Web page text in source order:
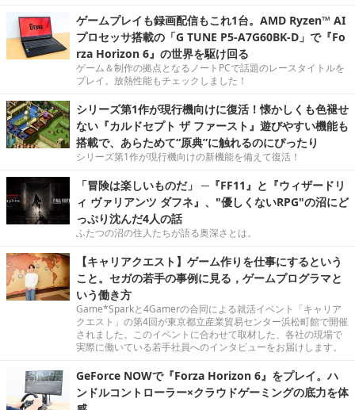
ゲームプレイも録画配信もこれ1台。AMD Ryzen™ AI
プロセッサ搭載の「G TUNE P5-A7G60BK-D」で『Fo
rza Horizon 6』の世界を駆け回る
ゲーム＆制作の拠点となるノートPCで話題のレースタイトルを
プレイ。放熱性能もチェックしました！
シリーズ第1作が現行機向けに復活！懐かしくも色褪せ
ない『カルドセプト ザ ファースト』遊びやすい機能も
搭載で、あらためて“原典”に触れるのにぴったり
シリーズ第1作が現行機向けの新機能を備えて復活！
「冒険は楽しいものだ」 ─『FF11』と『ウィザードリ
ィ ヴァリアンツ ダフネ』、"優しくないRPG"の沼にど
っぷり沈んだ4人の話
ふたつの沼の住人たちが語る奥深さとは。
【キャリアクエスト】ゲーム作りを仕事にするという
こと。セガの若手の事例に見る，ゲームプログラマと
いう働き方
Game*Sparkと4Gamerの合同による就活イベント「キャリア
クエスト」の第4回が東京都立産業貿易センター浜松町館で開催
されました。このイベントに合わせて取材した、各社の現場で
実際に働いている若手社員へのインタビューをお届けします。
GeForce NOWで『Forza Horizon 6』をプレイ。ハ
ンドルコントローラー×クラウドゲーミングの底力を体